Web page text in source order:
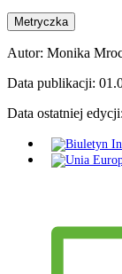
Metryczka
Autor: Monika
Data publikacji:
Data ostatniej edycji: